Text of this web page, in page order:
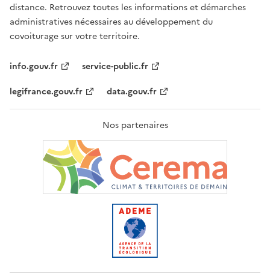
distance. Retrouvez toutes les informations et démarches
administratives nécessaires au développement du
covoiturage sur votre territoire.
info.gouv.fr
service-public.fr
legifrance.gouv.fr
data.gouv.fr
Nos partenaires